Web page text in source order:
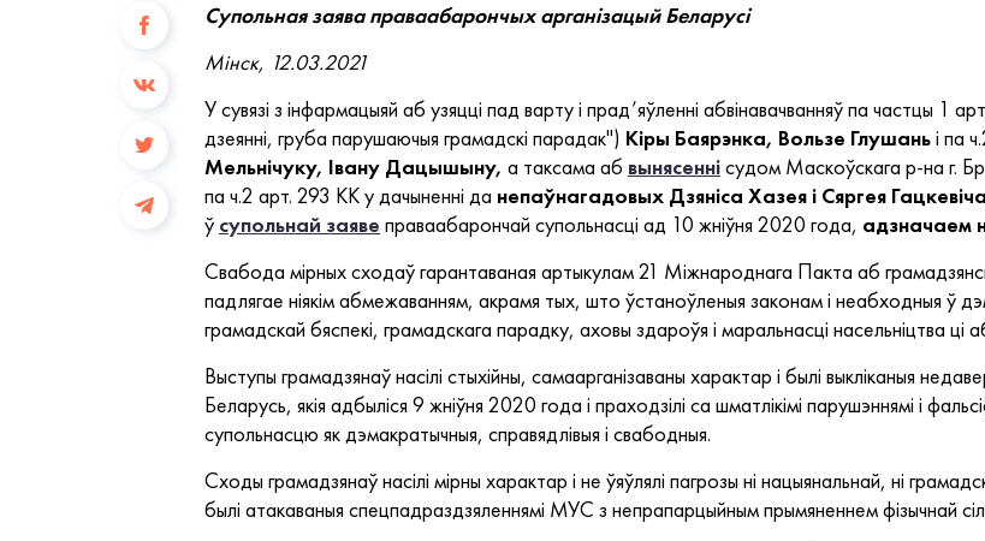
Супольная заява праваабарончых арганізацый Беларусі
Мінск, 12.03.2021
У сувязі з інфармацыяй аб узяцці пад варту і прад’яўленні абвінавачванняў па частцы 1
дзеянні, груба парушаючыя грамадскі парадак") Кіры Баярэнка, Вользе Глушаньі па
Мельнічуку, Івану Дацышыну, а таксама аб вынясеннісудом Маскоўскага р-на г.
па ч.2 арт. 293 КК у дачыненні да непаўнагадовых Дзяніса Хазея і Сяргея
ў супольнай заяве праваабарончай супольнасці ад 10 жніўня 2020 года, адзначаем
Свабода мірных сходаў гарантаваная артыкулам 21 Міжнароднага Пакта аб
падлягае ніякім абмежаванням, акрамя тых, што ўстаноўленыя законам і неабходныя ў
грамадскай бяспекі, грамадскага парадку, аховы здароўя і маральнасці насельніцтва
Выступы грамадзянаў насілі стыхійны, самаарганізаваны характар і былі выкліканыя
Беларусь, якія адбыліся 9 жніўня 2020 года і праходзілі са шматлікімі парушэннямі і
супольнасцю як дэмакратычныя, справядлівыя і свабодныя.
Сходы грамадзянаў насілі мірны характар і не ўяўлялі пагрозы ні нацыянальнай, ні
былі атакаваныя спецпадраздзяленнямі МУС з непрапарцыйным прымяненнем фізычнай